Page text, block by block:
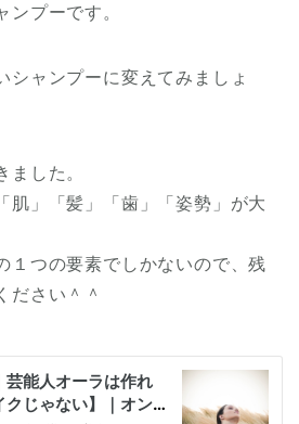
ンプーです。
シャンプーに変えてみましょ
ました。
肌」「髪」「歯」「姿勢」が大
１つの要素でしかないので、残
ださい＾＾